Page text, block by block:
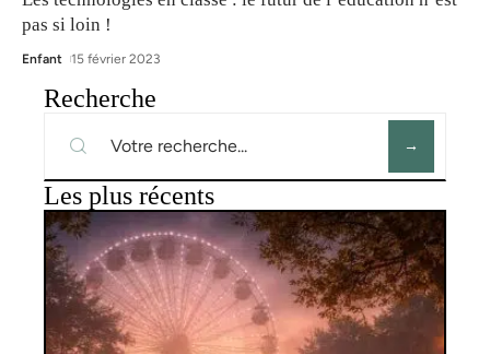
pas si loin !
Enfant 15 février 2023
Recherche
Les plus récents